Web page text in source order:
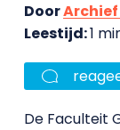
Door
Leestijd:1
De Faculteit